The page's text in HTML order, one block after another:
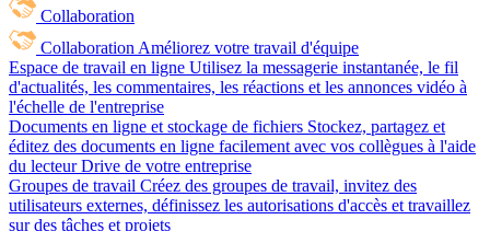
Collaboration
Collaboration Améliorez votre travail d'équipe
Espace de travail en ligne Utilisez la messagerie instantanée, le fil
d'actualités, les commentaires, les réactions et les annonces vidéo à
l'échelle de l'entreprise
Documents en ligne et stockage de fichiers Stockez, partagez et
éditez des documents en ligne facilement avec vos collègues à l'aide
du lecteur Drive de votre entreprise
Groupes de travail Créez des groupes de travail, invitez des
utilisateurs externes, définissez les autorisations d'accès et travaillez
sur des tâches et projets